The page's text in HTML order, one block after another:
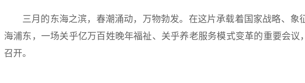
三月的东海之滨，春潮涌动，万物勃发。在这片承载着国家战略、
海浦东，一场关乎亿万百姓晚年福祉、关乎养老服务模式变革的重要会议
召开。